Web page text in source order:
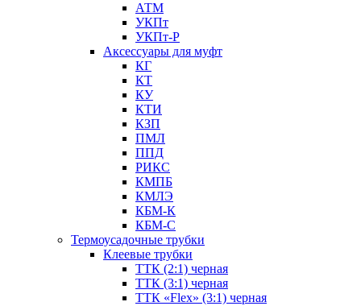
АТМ
УКПт
УКПт-Р
Аксессуары для муфт
КГ
КТ
КУ
КТИ
КЗП
ПМЛ
ППД
РИКС
КМПБ
КМЛЭ
КБМ-К
КБМ-С
Термоусадочные трубки
Клеевые трубки
ТТК (2:1) черная
ТТК (3:1) черная
ТТК «Flex» (3:1) черная